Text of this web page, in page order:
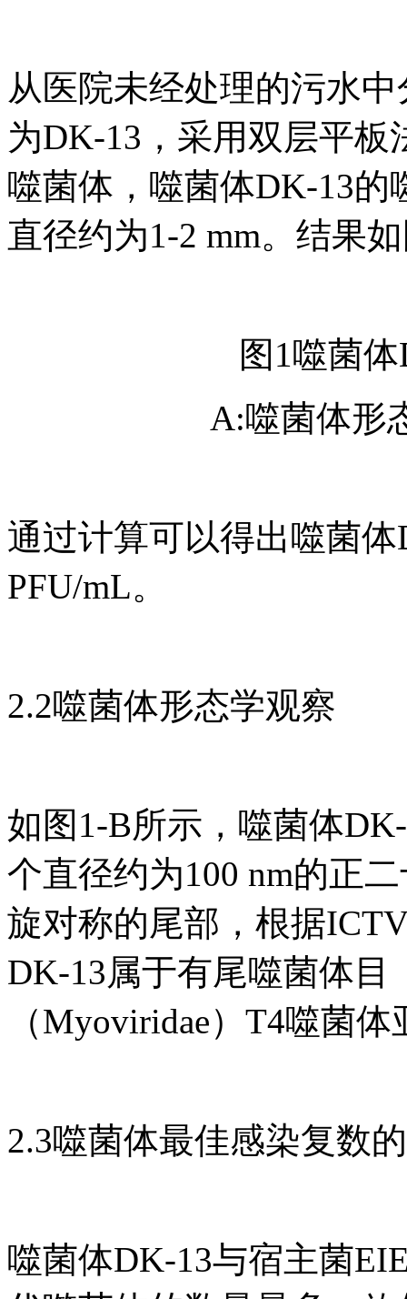
从医院未经处理的污水
为DK-13，采用双层平
噬菌体，噬菌体DK-13
直径约为1-2 mm。结果
图1噬菌
A:噬菌体形
通过计算可以得出噬菌
PFU/mL。
2.2噬菌体形态学观察
如图1-B所示，噬菌体
个直径约为100 nm的正
旋对称的尾部，根据
DK-13属于有尾噬菌体目
（Myoviridae）T4噬菌
2.3噬菌体最佳感染复数
噬菌体DK-13与宿主菌